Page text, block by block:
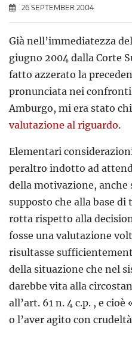
26 SEPTEMBER 2004
Già nell’immediatezza
giugno 2004 dalla Corte
fatto azzerato la
pronunciata nei
Amburgo, mi era stato
valutazione al riguardo.
Elementari
peraltro indotto ad
della motivazione, anche
supposto che alla base
rotta rispetto alla
fosse una valutazione
risultasse
della situazione che nel
darebbe vita alla
all’art. 61 n. 4 c.p. , e
o l’aver agito con